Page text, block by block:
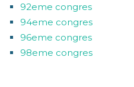
92eme congres
94eme congres
96eme congres
98eme congres